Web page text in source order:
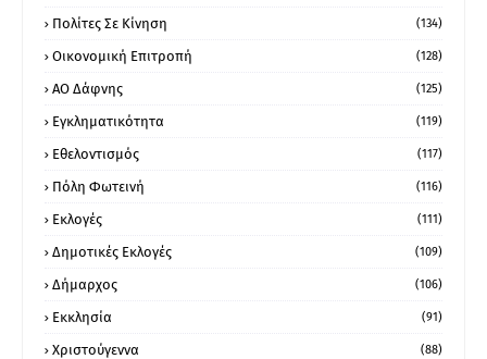
Πολίτες Σε Κίνηση (134)
Οικονομική Επιτροπή (128)
ΑΟ Δάφνης (125)
Εγκληματικότητα (119)
Εθελοντισμός (117)
Πόλη Φωτεινή (116)
Εκλογές (111)
Δημοτικές Εκλογές (109)
Δήμαρχος (106)
Εκκλησία (91)
Χριστούγεννα (88)